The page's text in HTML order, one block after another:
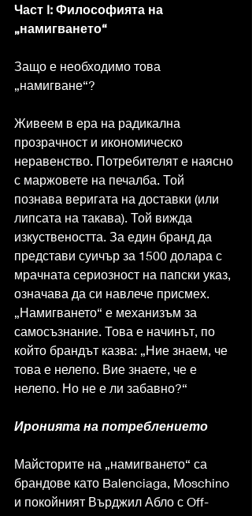
Част I: Философията на
„намигването“
Защо е необходимо това
„намигване“?
Живеем в ера на радикална
прозрачност и икономическо
неравенство. Потребителят е наясно
с маржовете на печалба. Той
познава веригата на доставки (или
липсата на такава). Той вижда
изкуствеността. За един бранд да
представи суичър за 1500 долара с
мрачната сериозност на папски указ,
означава да си навлече присмех.
„Намигването“ е механизъм за
самосъзнание. Това е начинът, по
който брандът казва: „Ние знаем, че
това е нелепо. Вие знаете, че е
нелепо. Но не е ли забавно?“
Иронията на потреблението
Майсторите на „намигването“ са
брандове като Balenciaga, Moschino
и покойният Върджил Абло с Off-